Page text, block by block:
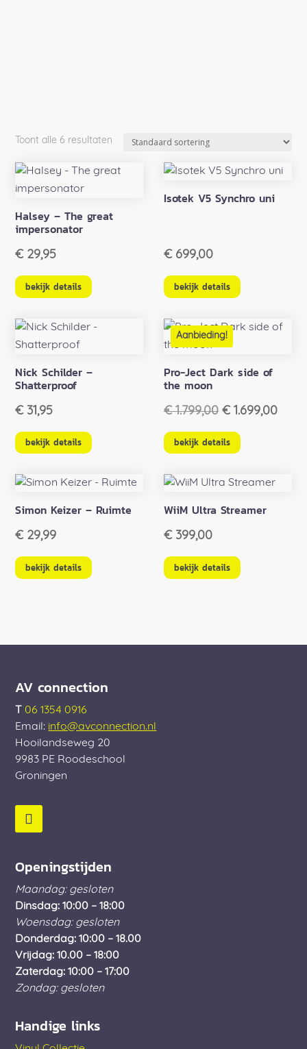
Toont alle 6 resultaten
Halsey – The great
impersonator
€ 29,95
bekijk details
Isotek V5 Synchro uni
€ 699,00
bekijk details
Nick Schilder –
Shatterproof
€ 31,95
bekijk details
Aanbieding!
Pro-Ject Dark side of
the moon
€1.799,00
was:
€ 1.799,00.
€ 1.699,00
bekijk details
Simon Keizer – Ruimte
€ 29,99
bekijk details
WiiM Ultra Streamer
€ 399,00
bekijk details
AV connection
T 06 1354 0916
Email: info@avconnection.nl
Hooilandseweg 20
9983 PE Roodeschool
Groningen
Openingstijden
Maandag: gesloten
Dinsdag: 10:00 – 18:00
Woensdag: gesloten
Donderdag: 10:00 – 18.00
Vrijdag: 10.00 – 18:00
Zaterdag: 10:00 – 17:00
Zondag: gesloten
Handige links